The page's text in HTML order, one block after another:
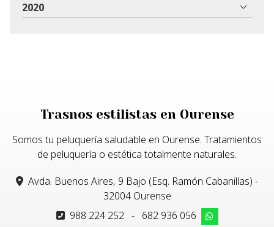
2020
Trasnos estilistas en Ourense
Somos tu peluquería saludable en Ourense. Tratamientos
de peluquería o estética totalmente naturales.
Avda. Buenos Aires, 9 Bajo (Esq. Ramón Cabanillas) -
32004 Ourense
988 224 252 - 682 936 056